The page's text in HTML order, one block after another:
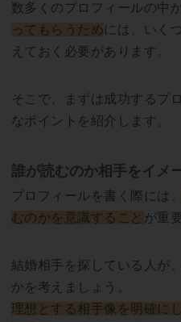
数多くのプロフィールの中か
ってもらうため には、いく
えておく必要があります。
そこで、まずは成功するプ
なポイントを紹介します。
誰が読むのか相手をイメ
プロフィールを書く際には、
むのかを意識すること が重
結婚相手を探している人が
かを考えましょう。
理想とする相手像を明確に